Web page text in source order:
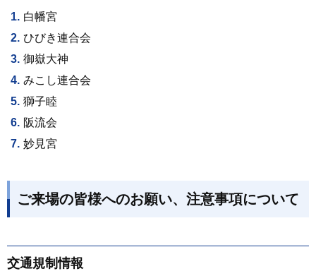
白幡宮
ひびき連合会
御嶽大神
みこし連合会
獅子睦
阪流会
妙見宮
ご来場の皆様へのお願い、注意事項について
交通規制情報